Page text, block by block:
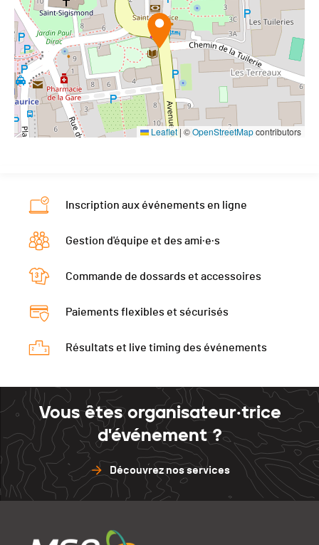
Leaflet | ©OpenStreetMapcontributors
Inscription aux événements en ligne
Gestion d'équipe et des ami·e·s
Commande de dossards et accessoires
Paiements flexibles et sécurisés
Résultats et live timing des événements
Vous êtes organisateur·trice
d'événement ?
Découvrez nos services